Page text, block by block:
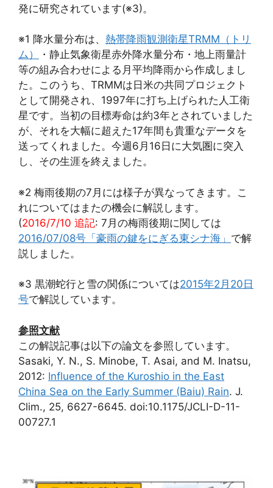
発に研究されています(※3)。
※1 降水量分布は、 熱帯降雨観測衛星TRMM（トリ
ム）
・静止気象衛星赤外降水量分布・地上雨量計
等の組み合わせによる月平均降雨から作成しまし
た。このうち、TRMMは日米の共同プロジェクト
として開発され、1997年に打ち上げられた人工衛
星です。当初の目標寿命は約3年とされていました
が、それを大幅に超えた17年間も貴重なデータを
送ってくれました。今週6月16日に大気圏に突入
し、その生涯を終えました。
※2 梅雨後期の7月には様子が異なってきます。こ
れについてはまたの機会に解説します。
(2016/7/10 追記: 7月の梅雨後期に関しては
2016/07/08号「豪雨の鍵をにぎる東シナ海」 で解
説しました。
※3 黒潮蛇行と雪の関係については2015年2月20日
号で解説しています。
参照文献
この解説記事は以下の論文を参照しています。
Sasaki, Y. N., S. Minobe, T. Asai, and M. Inatsu,
2012: Influence of the Kuroshio in the East
China Sea on the Early Summer (Baiu) Rain. J.
Clim., 25, 6627-6645. doi:10.1175/JCLI-D-11-
00727.1